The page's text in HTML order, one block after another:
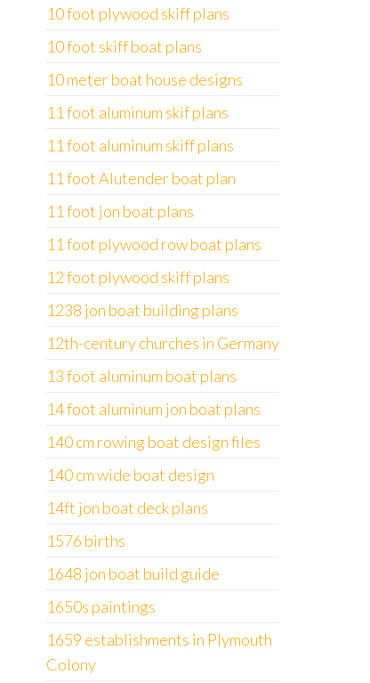
10 foot plywood skiff plans
10 foot skiff boat plans
10 meter boat house designs
11 foot aluminum skif plans
11 foot aluminum skiff plans
11 foot Alutender boat plan
11 foot jon boat plans
11 foot plywood row boat plans
12 foot plywood skiff plans
1238 jon boat building plans
12th-century churches in Germany
13 foot aluminum boat plans
14 foot aluminum jon boat plans
140 cm rowing boat design files
140 cm wide boat design
14ft jon boat deck plans
1576 births
1648 jon boat build guide
1650s paintings
1659 establishments in Plymouth
Colony